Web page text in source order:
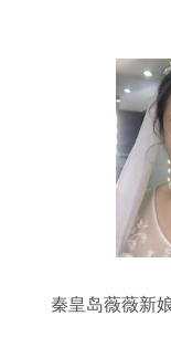
秦皇岛薇薇新